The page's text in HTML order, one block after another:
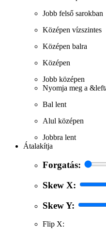
Jobb felső sarokban
Középen vízszintes
Középen balra
Középen
Jobb középen
Nyomja meg a
Bal lent
Alul középen
Jobbra lent
Átalakítja
Forgatás:
Skew X:
Skew Y:
Flip X: